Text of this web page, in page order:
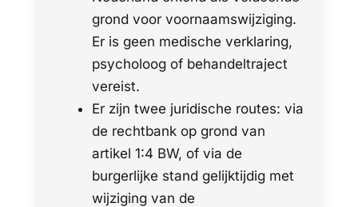
grond voor voornaamswijziging.
Er is geen medische verklaring,
psycholoog of behandeltraject
vereist.
Er zijn twee juridische routes: via
de rechtbank op grond van
artikel 1:4 BW, of via de
burgerlijke stand gelijktijdig met
wijziging van de